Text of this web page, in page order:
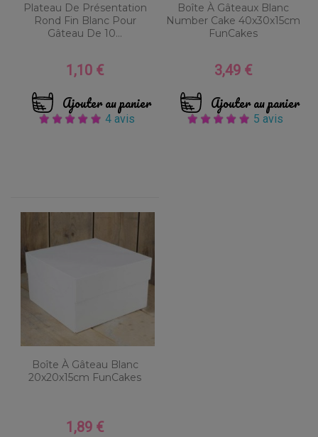
Plateau De Présentation
Rond Fin Blanc Pour
Gâteau De 10...
Prix
1,10 €
Ajouter au panier
4 avis
Boîte À Gâteaux Blanc
Number Cake 40x30x15cm
FunCakes
Prix
3,49 €
Ajouter au panier
5 avis
Boîte À Gâteau Blanc
20x20x15cm FunCakes
Prix
1,89 €